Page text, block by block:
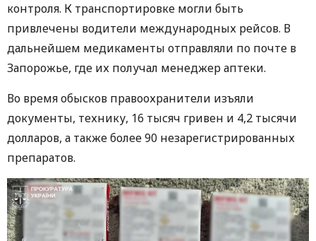
контроля. К транспортировке могли быть
привлечены водители международных рейсов. В
дальнейшем медикаменты отправляли по почте в
Запорожье, где их получал менеджер аптеки.
Во время обысков правоохранители изъяли
документы, технику, 16 тысяч гривен и 4,2 тысячи
долларов, а также более 90 незарегистрированных
препаратов.